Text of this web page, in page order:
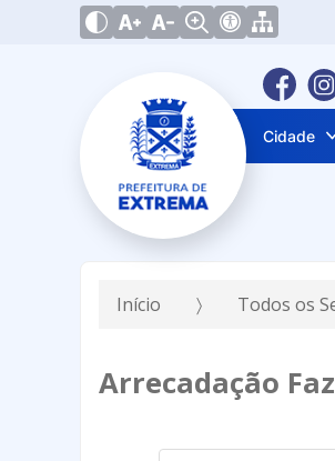
Cidade
Início Todos os
Arrecadação